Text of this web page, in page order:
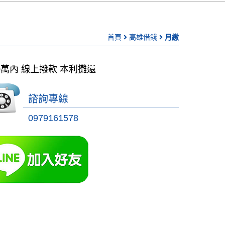
首頁 高雄借錢 月繳
內 線上撥款 本利攤還
諮詢專線
0979161578